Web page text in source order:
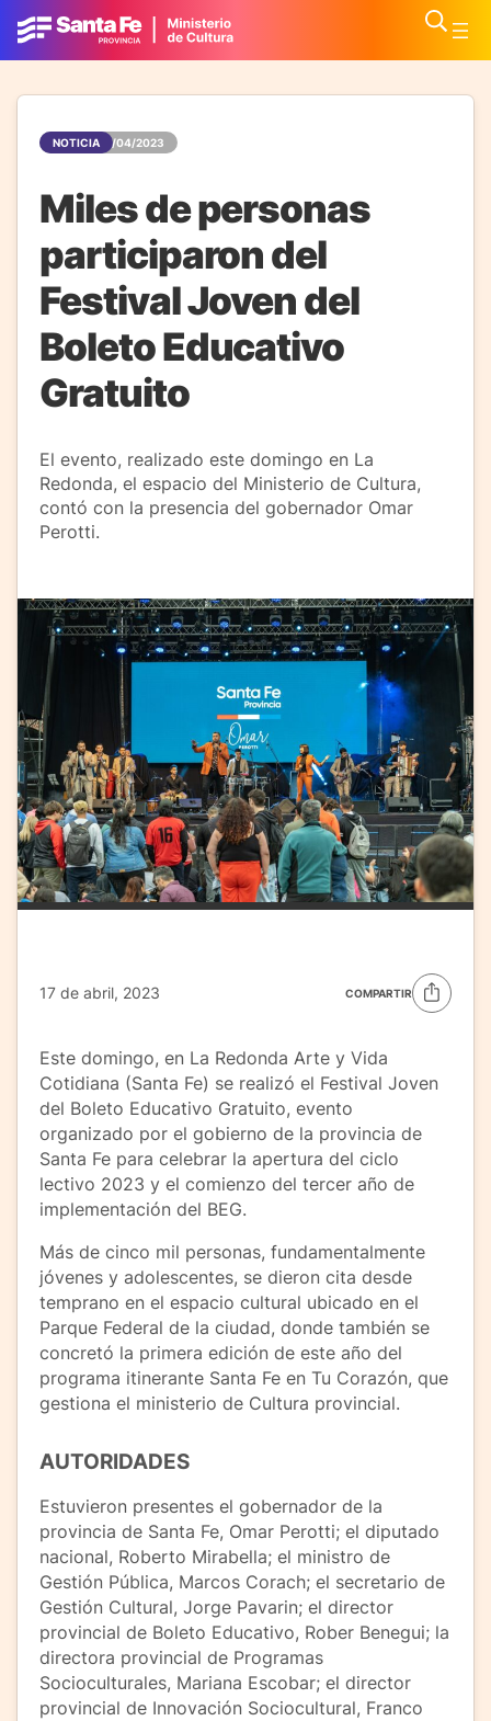
NOTICIA 17/04/2023
Miles de personas
participaron del
Festival Joven del
Boleto Educativo
Gratuito
El evento, realizado este domingo en La
Redonda, el espacio del Ministerio de Cultura,
contó con la presencia del gobernador Omar
Perotti.
17 de abril, 2023 COMPARTIR
Este domingo, en La Redonda Arte y Vida
Cotidiana (Santa Fe) se realizó el Festival Joven
del Boleto Educativo Gratuito, evento
organizado por el gobierno de la provincia de
Santa Fe para celebrar la apertura del ciclo
lectivo 2023 y el comienzo del tercer año de
implementación del BEG.
Más de cinco mil personas, fundamentalmente
jóvenes y adolescentes, se dieron cita desde
temprano en el espacio cultural ubicado en el
Parque Federal de la ciudad, donde también se
concretó la primera edición de este año del
programa itinerante Santa Fe en Tu Corazón, que
gestiona el ministerio de Cultura provincial.
AUTORIDADES
Estuvieron presentes el gobernador de la
provincia de Santa Fe, Omar Perotti; el diputado
nacional, Roberto Mirabella; el ministro de
Gestión Pública, Marcos Corach; el secretario de
Gestión Cultural, Jorge Pavarin; el director
provincial de Boleto Educativo, Rober Benegui; la
directora provincial de Programas
Socioculturales, Mariana Escobar; el director
provincial de Innovación Sociocultural, Franco